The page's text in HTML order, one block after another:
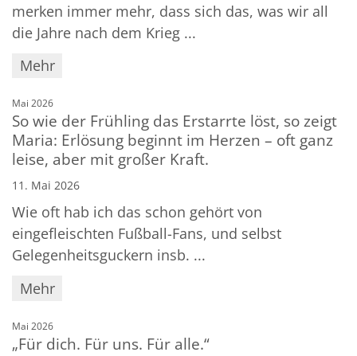
merken immer mehr, dass sich das, was wir all
die Jahre nach dem Krieg ...
Mehr
Mai 2026:
So wie der Frühling das Erstarrte löst, so zeigt
Maria: Erlösung beginnt im Herzen – oft ganz
leise, aber mit großer Kraft.
11. Mai 2026
Wie oft hab ich das schon gehört von
eingefleischten Fußball-Fans, und selbst
Gelegenheitsguckern insb. ...
Mehr
Mai 2026:
„Für dich. Für uns. Für alle.“